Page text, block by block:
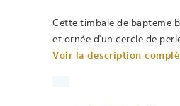
Cette timbale de bapteme
et ornée d'un cercle de
Voir la description